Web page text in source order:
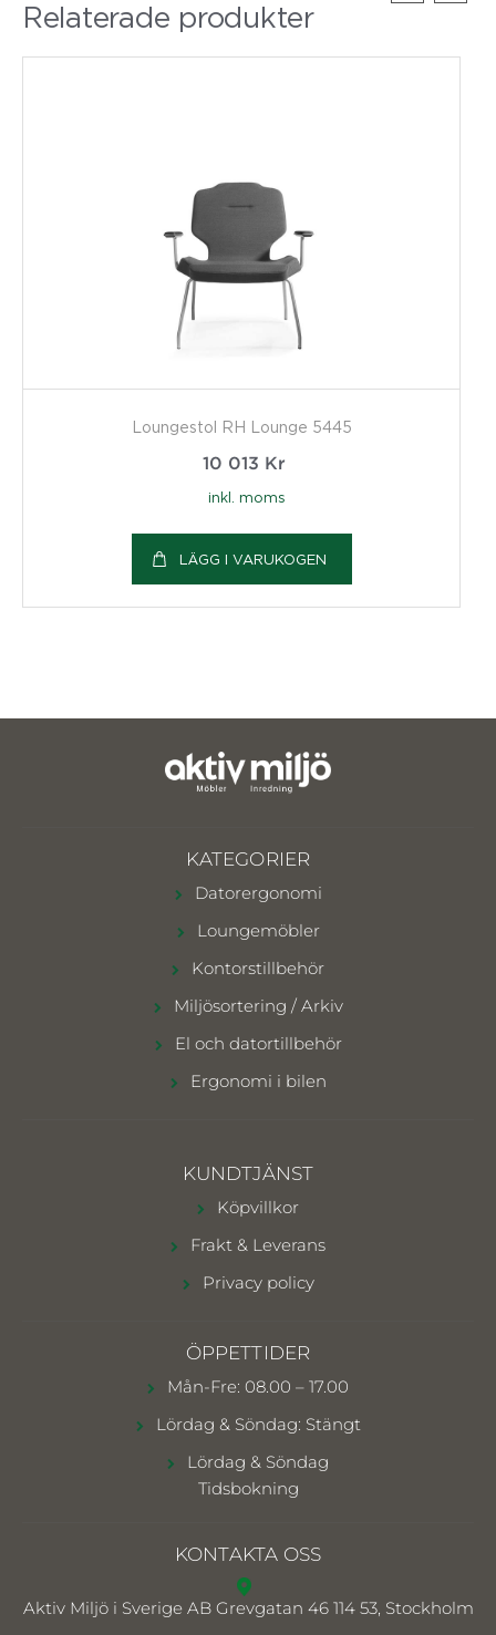
Relaterade produkter
Loungestol RH Lounge 5445
10 013 Kr
inkl. moms
LÄGG I VARUKOGEN
KATEGORIER
Datorergonomi
Loungemöbler
Kontorstillbehör
Miljösortering / Arkiv
El och datortillbehör
Ergonomi i bilen
KUNDTJÄNST
Köpvillkor
Frakt & Leverans
Privacy policy
ÖPPETTIDER
Mån-Fre: 08.00 – 17.00
Lördag & Söndag: Stängt
Lördag & Söndag
Tidsbokning
KONTAKTA OSS
Aktiv Miljö i Sverige AB Grevgatan 46 114 53, Stockholm